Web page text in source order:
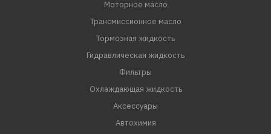
Моторное масло
Трансмиссионное масло
Тормозная жидкость
Гидравлическая жидкость
Фильтры
Охлаждающая жидкость
Аксессуары
Автохимия